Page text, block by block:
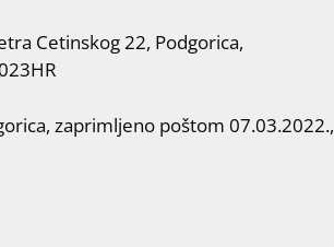
Cetinskog 22, Podgorica,
zaprimljeno poštom 07.03.2022.,